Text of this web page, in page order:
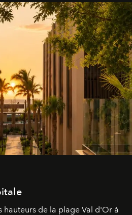
hauteurs de la plage Val d'Or à